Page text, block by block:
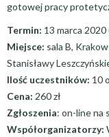
gotowej pracy
Termin: 13 marca
Miejsce: sala B,
Stanisławy
Ilość uczestników: 10
Cena: 260 zł
Zgłoszenia: on-line na
Współorganizatorzy: